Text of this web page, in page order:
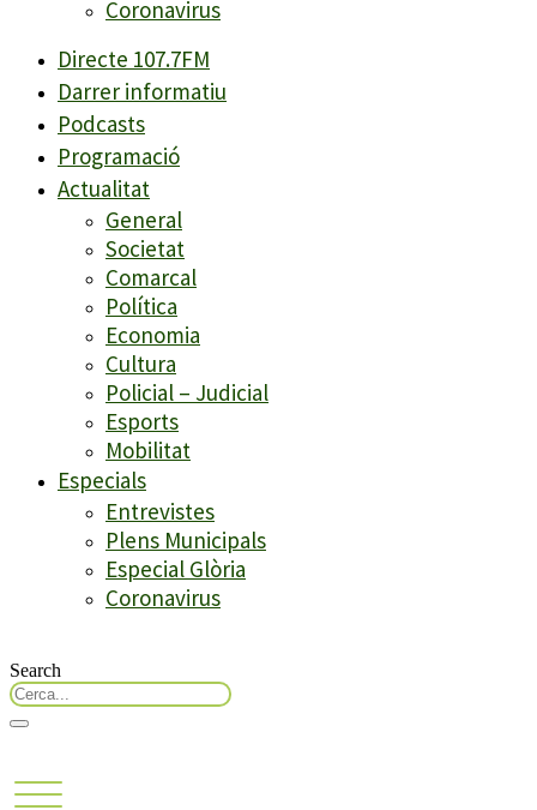
Coronavirus
Directe 107.7FM
Darrer informatiu
Podcasts
Programació
Actualitat
General
Societat
Comarcal
Política
Economia
Cultura
Policial – Judicial
Esports
Mobilitat
Especials
Entrevistes
Plens Municipals
Especial Glòria
Coronavirus
Search